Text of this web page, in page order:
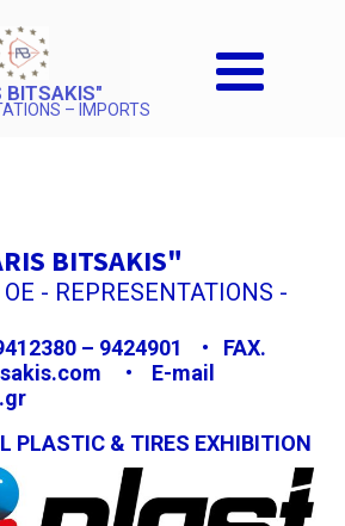
BITSAKIS"
– IMPORTS
BITSAKIS"
- REPRESENTATIONS -
– 9424901 • FAX.
• E-mail
PLASTIC & TIRES EXHIBITION